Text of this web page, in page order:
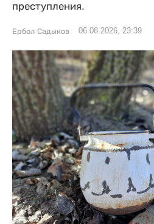
преступления.
Ербол Садыков 06.08.2026, 23:39